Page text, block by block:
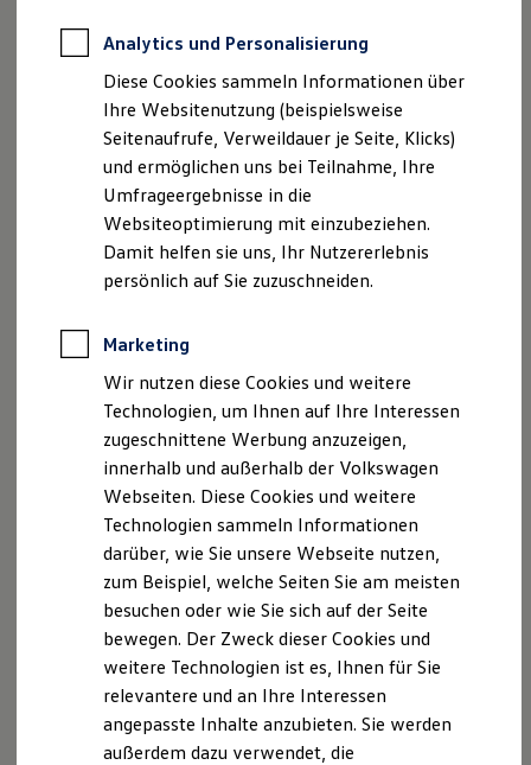
Professional Class bei Volkswagen
Behörden
Direktkunden
Sonderfahrzeuge
Anpfiff zum Gewinn
Elektromobilität
Elektroautos
ID. Tutorials
Elektrofahrzeugkonzepte
ID. EVERY1
Reichweite
Rekuperation
Laden unterwegs
Laden Zuhause
Ladestationen finden
Ladezeitensimulator
Batterie
Sicherheit
Nachhaltigkeit
Technologie
Kosten und Kauf
Verbrauchskosten
Kaufoptionen
E-Auto-Förderung
Software und Konnektivität
Die ID. Software 6
ID. Software Versionen und Updates
Digitale Extras
Schnittstellen zu Ihrem ID.
--:--
Verbleibende Zeit, --:--
--:--
Verbleibende Zeit, --:--
Analytics und Personalisierung
Diese Cookies sammeln Informationen über
Ihre Websitenutzung (beispielsweise
Seitenaufrufe, Verweildauer je Seite, Klicks)
und ermöglichen uns bei Teilnahme, Ihre
Umfrageergebnisse in die
Websiteoptimierung mit einzubeziehen.
Damit helfen sie uns, Ihr Nutzererlebnis
persönlich auf Sie zuzuschneiden.
Marketing
Wir nutzen diese Cookies und weitere
Technologien, um Ihnen auf Ihre Interessen
zugeschnittene Werbung anzuzeigen,
innerhalb und außerhalb der Volkswagen
Webseiten. Diese Cookies und weitere
Technologien sammeln Informationen
darüber, wie Sie unsere Webseite nutzen,
zum Beispiel, welche Seiten Sie am meisten
besuchen oder wie Sie sich auf der Seite
bewegen. Der Zweck dieser Cookies und
weitere Technologien ist es, Ihnen für Sie
relevantere und an Ihre Interessen
angepasste Inhalte anzubieten. Sie werden
außerdem dazu verwendet, die